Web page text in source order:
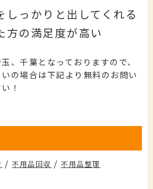
しっかりと出してくれる
方の満足度が高い
、千葉となっておりますので、
の場合は下記より無料のお問い
！
/不用品回収 /不用品整理